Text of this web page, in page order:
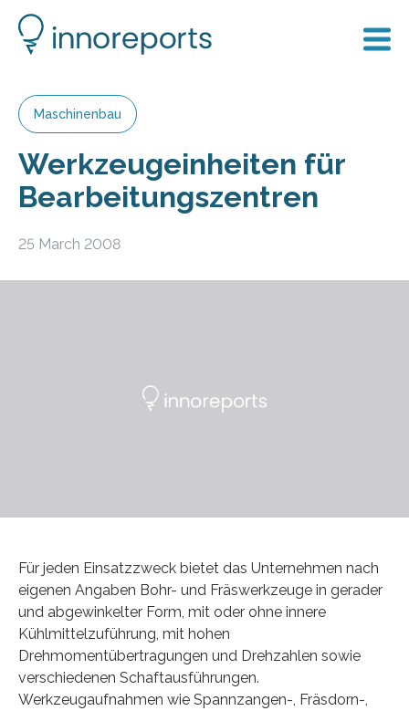
Maschinenbau
Werkzeugeinheiten für
Bearbeitungszentren
25 March 2008
Für jeden Einsatzzweck bietet das Unternehmen nach
eigenen Angaben Bohr- und Fräswerkzeuge in gerader
und abgewinkelter Form, mit oder ohne innere
Kühlmittelzuführung, mit hohen
Drehmomentübertragungen und Drehzahlen sowie
verschiedenen Schaftausführungen.
Werkzeugaufnahmen wie Spannzangen-, Fräsdorn-,